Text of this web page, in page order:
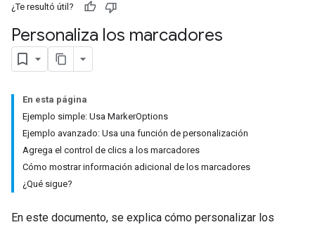
¿Te resultó útil?
Personaliza los marcadores
En esta página
Ejemplo simple: Usa MarkerOptions
Ejemplo avanzado: Usa una función de personalización
Agrega el control de clics a los marcadores
Cómo mostrar información adicional de los marcadores
¿Qué sigue?
En este documento, se explica cómo personalizar los